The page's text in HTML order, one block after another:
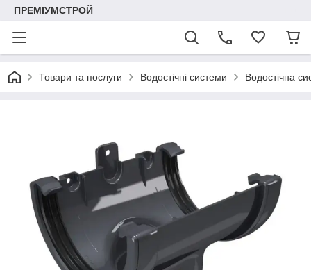
ПРЕМІУМСТРОЙ
Товари та послуги Водостічні системи Водостічна